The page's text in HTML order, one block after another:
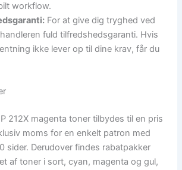
workflow.
For at give dig tryghed ved
fuld tilfredshedsgaranti. Hvis
ikke lever op til dine krav, får du
212X magenta toner tilbydes til en pris
moms for en enkelt patron med
sider. Derudover findes rabatpakker
af toner i sort, cyan, magenta og gul,